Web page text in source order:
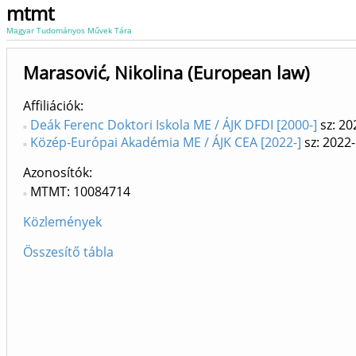
mtmt
Magyar Tudományos Művek Tára
Marasović, Nikolina (European law)
Affiliációk
Deák Ferenc Doktori Iskola ME / ÁJK DFDI [2000-] sz:
Közép-Európai Akadémia ME / ÁJK CEA [2022-] sz: 2022-
Azonosítók
MTMT: 10084714
Közlemények
Összesítő tábla